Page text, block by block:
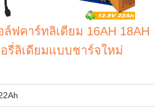
ฟคาร์ทลิเดียม 16AH 18AH
รี่ลิเดียมแบบชาร์จใหม่